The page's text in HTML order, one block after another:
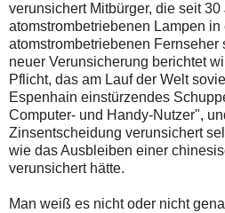
verunsichert Mitbürger, die seit
atomstrombetriebenen Lampen in
atomstrombetriebenen Fernseher
neuer Verunsicherung berichtet
Pflicht, das am Lauf der Welt
Espenhain einstürzendes
Computer- und Handy-Nutzer",
Zinsentscheidung verunsichert
wie das Ausbleiben einer
verunsichert hätte.
Man weiß es nicht oder nicht